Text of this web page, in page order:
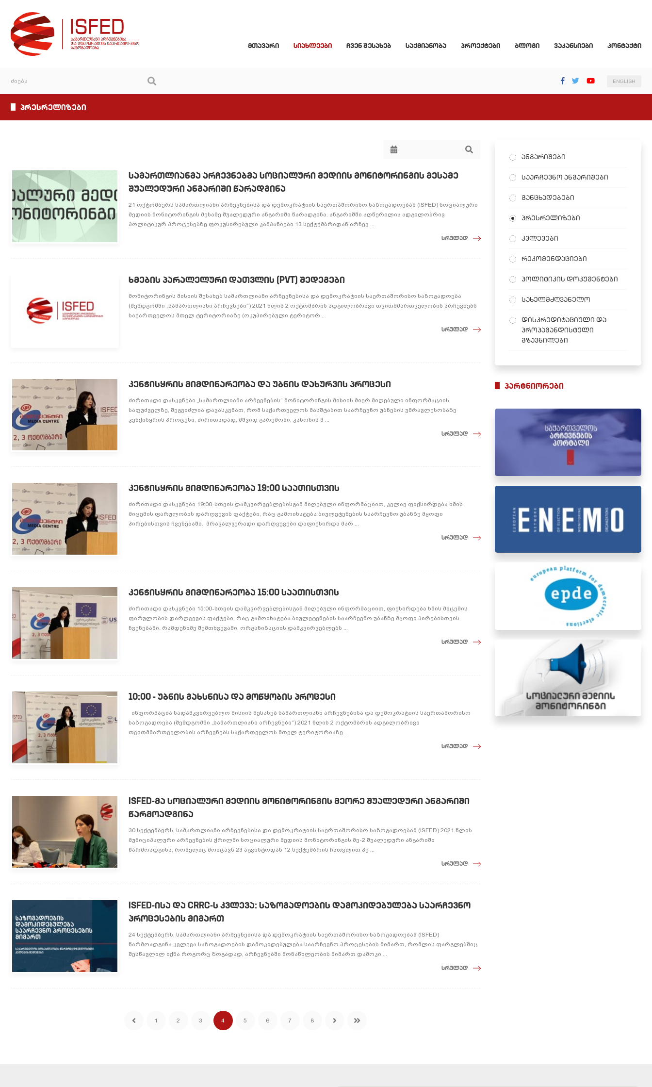
მთავარი სიახლეები ჩვენ შესახებ საქმიანობა პროექტები ბლოგი ვაკანსიები კონტაქტი
ENGLISH
პრესრელიზები
სამართლიანმა არჩევნებმა სოციალური მედიის მონიტორინგის მესამე
შუალედური ანგარიში წარადგინა
21 ოქტომბერს სამართლიანი არჩევნებისა და დემოკრატიის საერთაშორისო საზოგადოებამ (ISFED) სოციალური
მედიის მონიტორინგის მესამე შუალედური ანგარიში წარადგინა. ანგარიშში აღწერილია ადგილობრივ
პოლიტიკურ პროცესებზე ფოკუსირებული კამპანიები 13 სექტემბრიდან არჩევ ...
სრულად
ხმების პარალელური დათვლის (PVT) შედეგები
მონიტორინგის მისიის შესახებ სამართლიანი არჩევნებისა და დემოკრატიის საერთაშორისო საზოგადოება
(შემდგომში „სამართლიანი არჩევნები“) 2021 წლის 2 ოქტომბრის ადგილობრივი თვითმმართველობის არჩევნებს
საქართველოს მთელ ტერიტორიაზე (ოკუპირებული ტერიტორ ...
სრულად
კენჭისყრის მიმდინარეობა და უბნის დახურვის პროცესი
ძირითადი დასკვნები „სამართლიანი არჩევნების“ მონიტორინგის მისიის მიერ მიღებული ინფორმაციის
საფუძველზე, შეგვიძლია დავასკვნათ, რომ საქართველოს მასშტაბით საარჩევნო უბნების უმრავლესობაზე
კენჭისყრის პროცესი, ძირითადად, მშვიდ გარემოში, კანონის მ ...
სრულად
კენჭისყრის მიმდინარეობა 19:00 საათისთვის
ძირითადი დასკვნები 19:00-სთვის დამკვირვებლებისგან მიღებული ინფორმაციით, კვლავ ფიქსირდება ხმის
მიცემის ფარულობის დარღვევის ფაქტები, რაც გამოიხატება ბიულეტენების საარჩევნო უბანზე მყოფი
პირებისთვის ჩვენებაში. მრავალჯერადი დარღვევები დაფიქსირდა მარ ...
სრულად
კენჭისყრის მიმდინარეობა 15:00 საათისთვის
ძირითადი დასკვნები 15:00-სთვის დამკვირვებლებისგან მიღებული ინფორმაციით, ფიქსირდება ხმის მიცემის
ფარულობის დარღვევის ფაქტები, რაც გამოიხატება ბიულეტენების საარჩევნო უბანზე მყოფი პირებისთვის
ჩვენებაში. რამდენიმე შემთხვევაში, ორგანიზაციის დამკვირვებლებს ...
სრულად
10:00 - უბნის გახსნისა და მოწყობის პროცესი
ინფორმაცია სადამკვირვებლო მისიის შესახებ სამართლიანი არჩევნებისა და დემოკრატიის საერთაშორისო
საზოგადოება (შემდგომში „სამართლიანი არჩევნები“) 2021 წლის 2 ოქტომბრის ადგილობრივი
თვითმმართველობის არჩევნებს საქართველოს მთელ ტერიტორიაზე ...
სრულად
ISFED-მა სოციალური მედიის მონიტორინგის მეორე შუალედური ანგარიში
წარმოადგინა
30 სექტემბერს, სამართლიანი არჩევნებისა და დემოკრატიის საერთაშორისო საზოგადოებამ (ISFED) 2021 წლის
მუნიციპალური არჩევნების ჭრილში სოციალური მედიის მონიტორინგის მე-2 შუალედური ანგარიში
წარმოადგინა, რომელიც მოიცავს 23 აგვისტოდან 12 სექტემბრის ჩათვლით პე ...
სრულად
ISFED-ისა და CRRC-ს კვლევა: საზოგადოების დამოკიდებულება საარჩევნო
პროცესების მიმართ
24 სექტემბერს, სამართლიანი არჩევნებისა და დემოკრატიის საერთაშორისო საზოგადოებამ (ISFED)
წარმოადგინა კვლევა საზოგადოების დამოკიდებულება საარჩევნო პროცესების მიმართ, რომლის ფარგლებშიც
შესწავლილ იქნა როგორც ზოგადად, არჩევნებში მონაწილეობის მიმართ დამოკი ...
სრულად
1 2 3 4 5 6 7 8
ანგარიშები
საარჩევნო ანგარიშები
განცხადებები
პრესრელიზები
კვლევები
რეკომენდაციები
პოლიტიკის დოკუმენტები
სახელმძღვანელო
დისკრედიტაციული და
პროპაგანდისტული
გზავნილები
პარტნიორები